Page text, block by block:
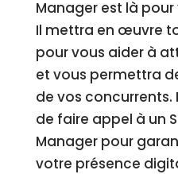
Manager est là
Il mettra en œuvre
pour vous aider à
et vous permettra
de vos concurrents.
de faire appel à un
Manager pour
votre présence